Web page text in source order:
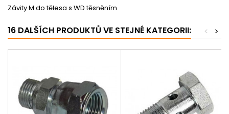
Závity M do tělesa s WD těsněním
16 DALŠÍCH PRODUKTŮ VE STEJNÉ KATEGORII: >
<